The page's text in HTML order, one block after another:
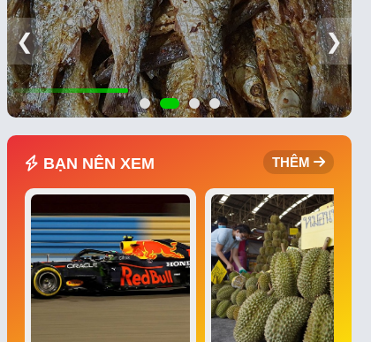
❮ ❯
BẠN NÊN XEM THÊM